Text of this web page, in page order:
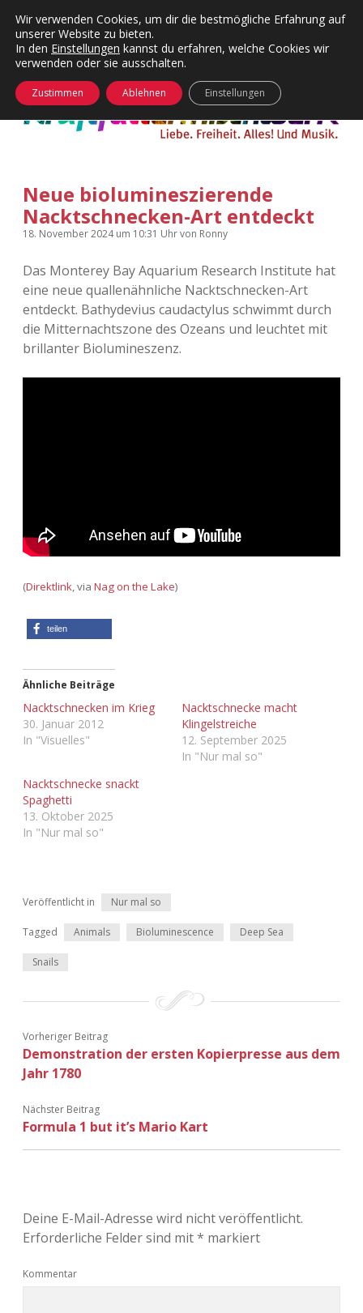
Kategorien
Menü
24 Hours Chilling
Die Wende
KFMW-Disco
kfmw.stuff
Kopfkinomusik
Nur mal so
Täglicher Sinnwahn
KFMW-Disco
Dates
Contact
Adventskalender
Adventskalender 2010
Adventskalender 2011
Adventskalender 2012
Adventskalender 2017
Adventskalender 2018
Adventskalender 2021
Adventskalender 2022
Adventskalender 2023
facebook
instagram
rss soundcloud
vimeoBluesky
öffnen
Neue biolumineszierende
Nacktschnecken-Art entdeckt
18. November 2024um 10:31 Uhrvon Ronny
Das Monterey Bay Aquarium Research Institute hat
eine neue quallenähnliche Nacktschnecken-Art
entdeckt. Bathydevius caudactylus schwimmt durch
die Mitternachtszone des Ozeans und leuchtet mit
brillanter Biolumineszenz.
(Direktlink, via Nag on the Lake)
teilen
Ähnliche Beiträge
Nacktschnecken im Krieg
30. Januar 2012
In "Visuelles"
Nacktschnecke macht
Klingelstreiche
12. September 2025
In "Nur mal so"
Nacktschnecke snackt
Spaghetti
13. Oktober 2025
In "Nur mal so"
Veröffentlicht in Nur mal so
Tagged Animals Bioluminescence Deep Sea
Snails
Vorheriger Beitrag
Demonstration der ersten Kopierpresse aus dem
Jahr 1780
Nächster Beitrag
Formula 1 but it’s Mario Kart
Deine E-Mail-Adresse wird nicht veröffentlicht.
Erforderliche Felder sind mit* markiert
Kommentar
Wir verwenden Cookies, um dir die bestmögliche Erfahrung auf
unserer Website zu bieten.
In den Einstellungen kannst du erfahren, welche Cookies wir
verwenden oder sie ausschalten.
Zustimmen Ablehnen Einstellungen